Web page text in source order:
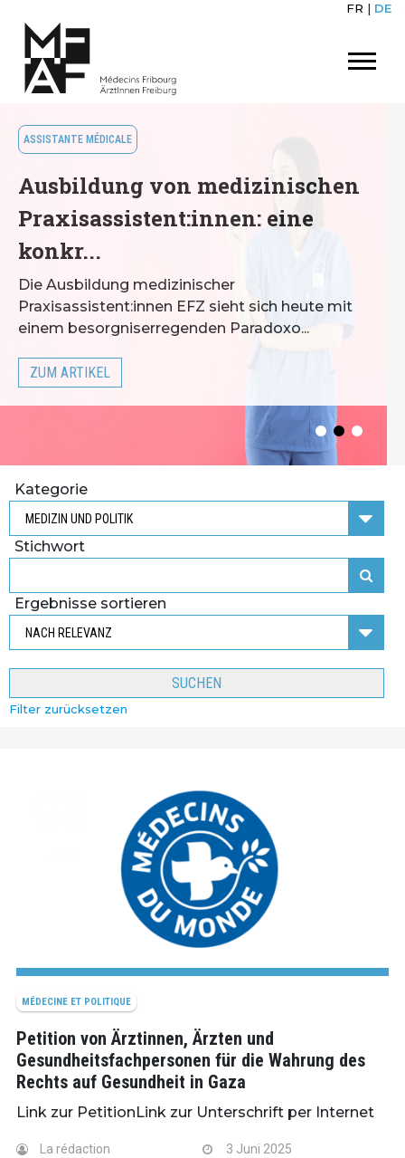
FR | DE
ASSISTANTE MÉDICALE
Ausbildung von medizinischen
Praxisassistent:innen: eine
konkr...
Die Ausbildung medizinischer
Praxisassistent:innen EFZ sieht sich heute mit
einem besorgniserregenden Paradoxo...
ZUM ARTIKEL
Kategorie
Stichwort
Ergebnisse sortieren
SUCHEN
Filter zurücksetzen
MÉDECINE ET POLITIQUE
Petition von Ärztinnen, Ärzten und
Gesundheitsfachpersonen für die Wahrung des
Rechts auf Gesundheit in Gaza
Link zur PetitionLink zur Unterschrift per Internet
La rédaction 3 Juni 2025